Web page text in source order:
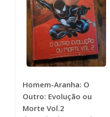
Homem-Aranha: O
Outro: Evolução ou
Morte Vol.2